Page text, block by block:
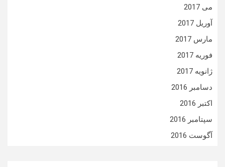
می 2017
آوریل 2017
مارس 2017
فوریه 2017
ژانویه 2017
دسامبر 2016
اکتبر 2016
سپتامبر 2016
آگوست 2016